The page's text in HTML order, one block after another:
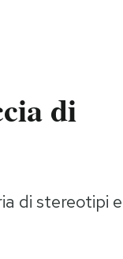
di
di stereotipi e